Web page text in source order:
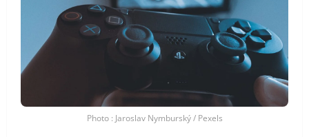
Photo : Jaroslav Nymburský / Pexels